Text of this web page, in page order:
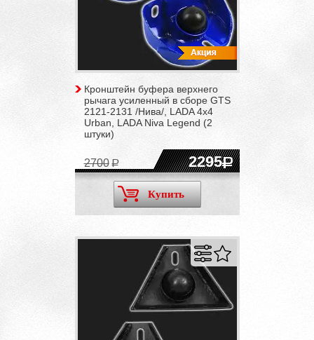
Кронштейн буфера верхнего
рычага усиленный в сборе GTS
2121-2131 /Нива/, LADA 4x4
Urban, LADA Niva Legend (2
штуки)
2295
2700
Купить